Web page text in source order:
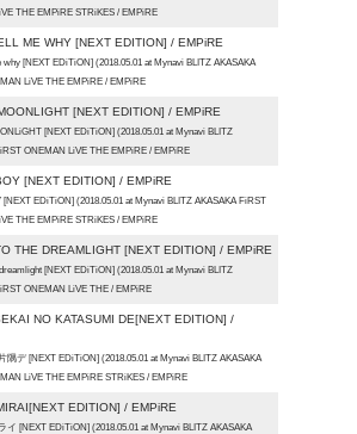
THE EMPiRE STRiKES / EMPiRE
ME WHY [NEXT EDITION] / EMPiRE
why [NEXT EDiTiON] (2018.05.01 at Mynavi BLITZ AKASAKA
LiVE THE EMPiRE / EMPiRE
[NEXT EDITION] / EMPiRE
[NEXT EDiTiON] (2018.05.01 at Mynavi BLITZ
ONEMAN LiVE THE EMPiRE / EMPiRE
[NEXT EDITION] / EMPiRE
[NEXT EDiTiON] (2018.05.01 at Mynavi BLITZ AKASAKA FiRST
THE EMPiRE STRiKES / EMPiRE
THE DREAMLIGHT [NEXT EDITION] / EMPiRE
[NEXT EDiTiON] (2018.05.01 at Mynavi BLITZ
ONEMAN LiVE THE / EMPiRE
NO KATASUMI DE[NEXT EDITION] /
隅デ [NEXT EDiTiON] (2018.05.01 at Mynavi BLITZ AKASAKA
LiVE THE EMPiRE STRiKES / EMPiRE
EDITION] / EMPiRE
イ [NEXT EDiTiON] (2018.05.01 at Mynavi BLITZ AKASAKA